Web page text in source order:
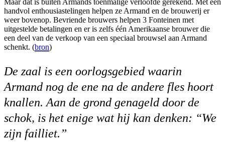
Maar dat is buiten Armands toenmalige verloofde gerekend. Met een
handvol enthousiastelingen helpen ze Armand en de brouwerij er
weer bovenop. Bevriende brouwers helpen 3 Fonteinen met
uitgestelde betalingen en er is zelfs één Amerikaanse brouwer die
een deel van de verkoop van een speciaal brouwsel aan Armand
schenkt. (bron)
De zaal is een oorlogsgebied waarin
Armand nog de ene na de andere fles hoort
knallen. Aan de grond genageld door de
schok, is het enige wat hij kan denken: “We
zijn failliet.”